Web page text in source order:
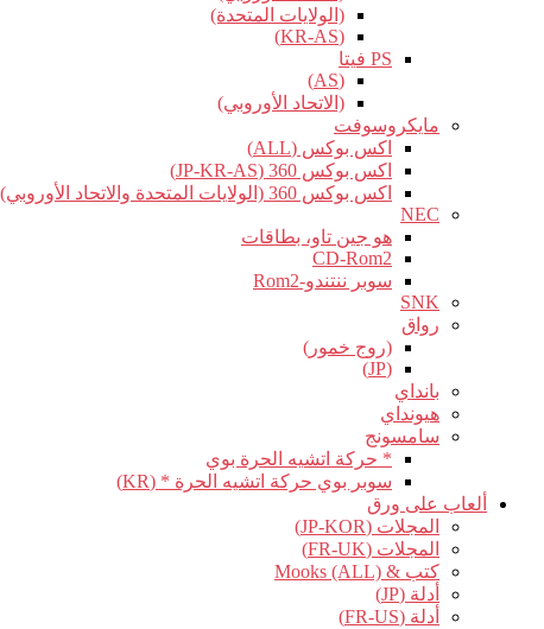
(الولايات المتحدة)
(KR-AS)
PS فيتا
(AS)
(الاتحاد الأوروبي)
مايكروسوفت
اكس بوكس (ALL)
اكس بوكس 360 (JP-KR-AS)
اكس بوكس 360 (الولايات المتحدة والاتحاد الأوروبي)
NEC
هو جين تاو، بطاقات
CD-Rom2
سوبر ننتندو-Rom2
SNK
رواق
(روج خمور)
(JP)
بانداي
هيونداي
سامسونج
* حركة اتشيه الحرة بوي
سوبر بوي حركة اتشيه الحرة * (KR)
ألعاب على ورق
المجلات (JP-KOR)
المجلات (FR-UK)
كتب & Mooks (ALL)
أدلة (JP)
أدلة (FR-US)